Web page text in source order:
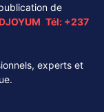
de
. Tél: +237
experts et